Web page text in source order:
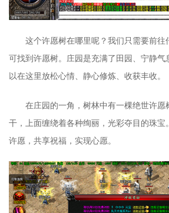
这个许愿树在哪里呢？我们只需要前往
可找到许愿树。庄园是充满了田园、宁静气
以在这里放松心情、静心修炼、收获丰收。
在庄园的一角，树林中有一棵绝世许愿
干，上面缠绕着各种绚丽，光彩夺目的珠宝
许愿，共享祝福，实现心愿。